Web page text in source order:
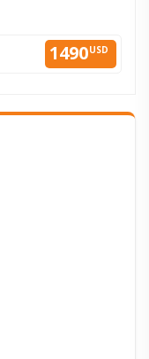
1490USD